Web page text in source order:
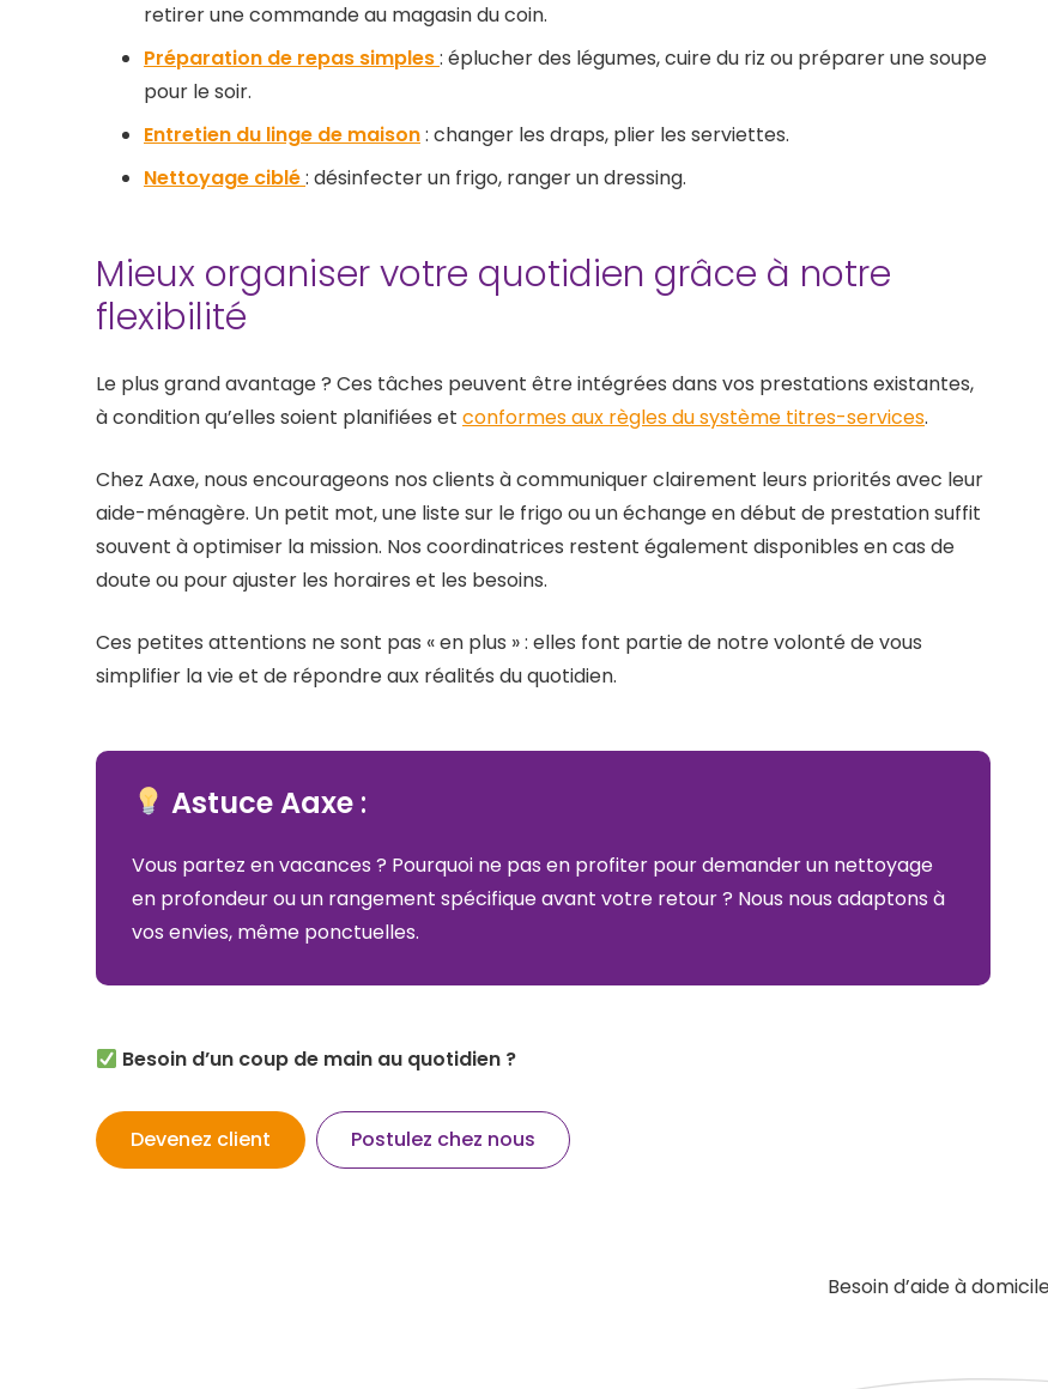
retirer une commande au magasin du coin.
Préparation de repas simples: éplucher des légumes, cuire du riz ou préparer une soupe
pour le soir.
Entretien du linge de maison: changer les draps, plier les serviettes.
Nettoyage ciblé: désinfecter un frigo, ranger un dressing.
Mieux organiser votre quotidien grâce à notre
flexibilité
Le plus grand avantage ? Ces tâches peuvent être intégrées dans vos prestations existantes,
à condition qu’elles soient planifiées et conformes aux règles du système titres-services.
Chez Aaxe, nous encourageons nos clients à communiquer clairement leurs priorités avec leur
aide-ménagère. Un petit mot, une liste sur le frigo ou un échange en début de prestation suffit
souvent à optimiser la mission. Nos coordinatrices restent également disponibles en cas de
doute ou pour ajuster les horaires et les besoins.
Ces petites attentions ne sont pas « en plus » : elles font partie de notre volonté de vous
simplifier la vie et de répondre aux réalités du quotidien.
Astuce Aaxe :
Vous partez en vacances ? Pourquoi ne pas en profiter pour demander un nettoyage
en profondeur ou un rangement spécifique avant votre retour ? Nous nous adaptons à
vos envies, même ponctuelles.
Besoin d’un coup de main au quotidien ?
Devenez client Postulez chez nous
Besoin d’aide à